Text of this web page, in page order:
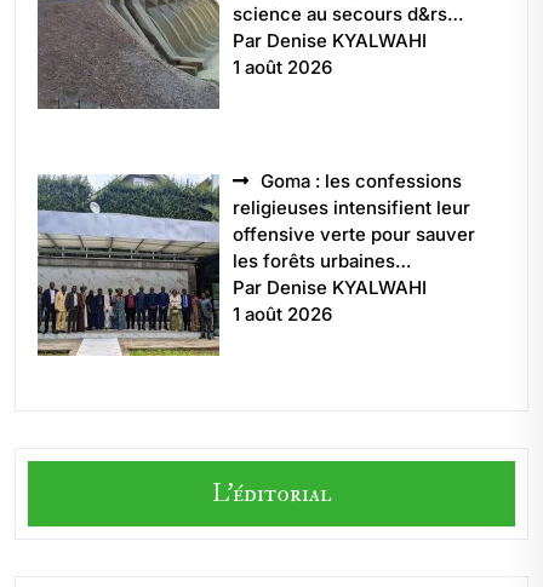
science au secours d&rs…
Par Denise KYALWAHI
1 août 2026
Goma : les confessions
religieuses intensifient leur
offensive verte pour sauver
les forêts urbaines…
Par Denise KYALWAHI
1 août 2026
L'éditorial